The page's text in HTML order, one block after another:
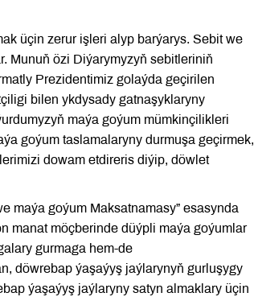
üçin zerur işleri alyp barýarys. Sebit we
Munuň özi Diýarymyzyň sebitleriniň
Prezidentimiz golaýda geçirilen
bilen ykdysady gatnaşyklaryny
maýa goýum mümkinçilikleri
goýum taslamalaryny durmuşa geçirmek,
dowam etdireris diýip, döwlet
maýa goýum Maksatnamasy” esasynda
manat möçberinde düýpli maýa goýumlar
gurmaga hem-de
döwrebap ýaşaýyş jaýlarynyň gurluşygy
ýaşaýyş jaýlaryny satyn almaklary üçin